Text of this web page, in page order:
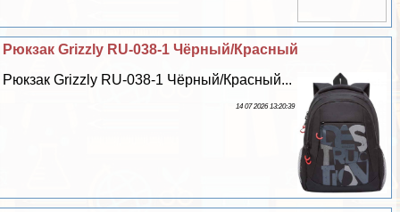
Рюкзак Grizzly RU-038-1 Чёрный/Красный
Рюкзак Grizzly RU-038-1 Чёрный/Красный...
14 07 2026 13:20:39